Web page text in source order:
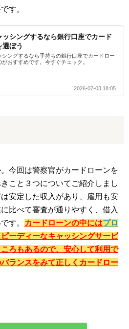
す。
ッシングするなら銀行口座でカード
選ぼう
シングするなら手持ちの銀行口座でカードロー
がおすすめです。今すぐチェック。
2026-07-03 18:05
今回は警察官がカードローンを
こと３つについてご紹介しまし
安定した収入があり、雇用も安
比べて審査が通りやすく、借入
す。
カードローンの中にはプロ
ーディーなキャッシングサービ
ろもあるので、安心して利用で
ランスをみて正しくカードロー